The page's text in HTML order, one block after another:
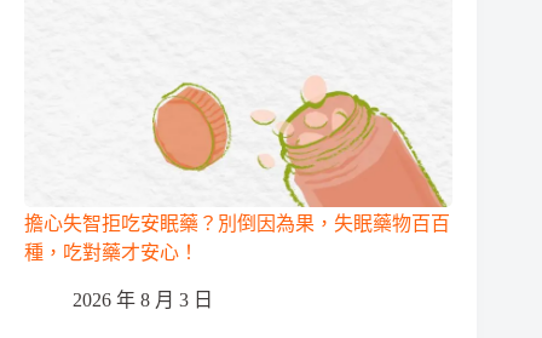
擔心失智拒吃安眠藥？別倒因為果，失眠藥物百百
種，吃對藥才安心！
2026 年 8 月 3 日